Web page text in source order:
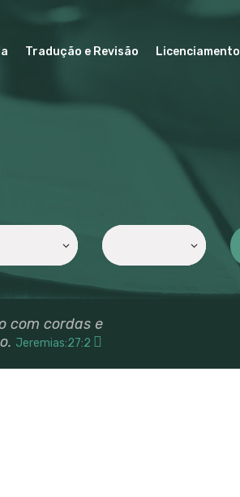
Tradução e Revisão Licenciamento
com cordas e
Jeremias:27:2